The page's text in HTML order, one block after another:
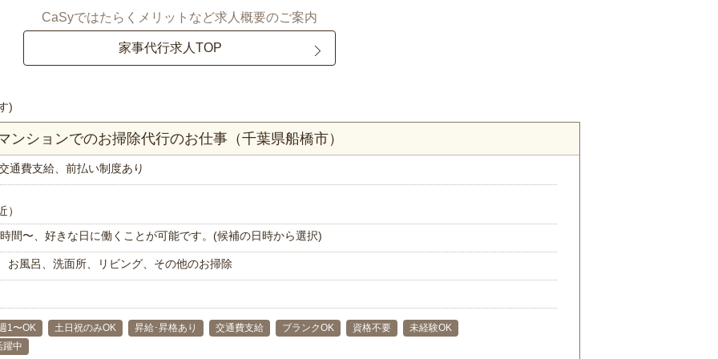
CaSyではたらくメリットなど求人概要のご案内
家事代行求人TOP
)
ンションでのお掃除代行のお仕事（千葉県船橋市）
通費支給、前払い制度あり
間〜、好きな日に働くことが可能です。(候補の日時から選択)
お風呂、洗面所、リビング、その他のお掃除
1〜OK 土日祝のみOK 昇給･昇格あり 交通費支給 ブランクOK 資格不要
未経験OK
躍中